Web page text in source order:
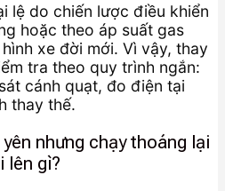
lệ do chiến lược điều khiển
hoặc theo áp suất gas
xe đời mới. Vì vậy, thay
tra theo quy trình ngắn:
cánh quạt, đo điện tại
thay thế.
nhưng chạy thoáng lại
lên gì?